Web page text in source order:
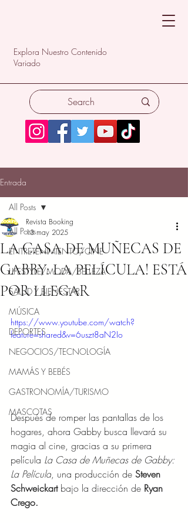
Explora Nuestro Contenido
Variado
Entrada
All Posts
ENTRETENIMIENTO/CINE
LIFESTYLE/MODA/BELLEZA
SALUD Y BIENESTAR
MÚSICA
DEPORTES
NEGOCIOS/TECNOLOGÍA
MAMÁS Y BEBÉS
GASTRONOMÍA/TURISMO
MASCOTAS
All Posts
LA CASA DE MUÑECAS DE
GABBY: LA PELÍCULA! ESTÁ
POR LLEGAR
Revista Booking
13 may 2025
https://www.youtube.com/watch?
feature=shared&v=6uszt8aN2Io
Después de romper las pantallas de los
hogares, ahora Gabby busca llevará su
magia al cine, gracias a su primera
película La Casa de Muñecas de Gabby:
La Película, una producción de Steven
Schweickart bajo la dirección de Ryan
Crego.